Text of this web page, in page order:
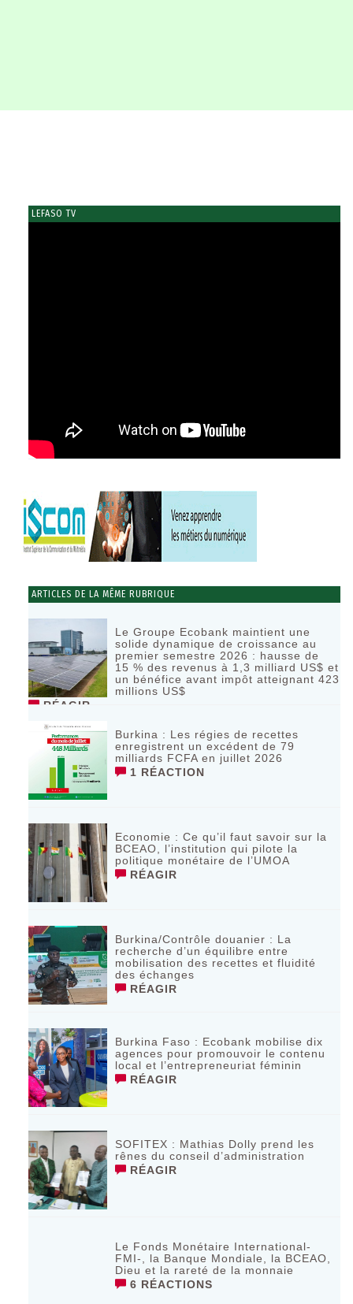
LEFASO TV
ARTICLES DE LA MÊME RUBRIQUE
Le Groupe Ecobank maintient une
solide dynamique de croissance au
premier semestre 2026 : hausse de
15 % des revenus à 1,3 milliard US$ et
un bénéfice avant impôt atteignant 423
millions US$
RÉAGIR
Burkina : Les régies de recettes
enregistrent un excédent de 79
milliards FCFA en juillet 2026
1 RÉACTION
Economie : Ce qu’il faut savoir sur la
BCEAO, l’institution qui pilote la
politique monétaire de l’UMOA
RÉAGIR
Burkina/Contrôle douanier : La
recherche d’un équilibre entre
mobilisation des recettes et fluidité
des échanges
RÉAGIR
Burkina Faso : Ecobank mobilise dix
agences pour promouvoir le contenu
local et l’entrepreneuriat féminin
RÉAGIR
SOFITEX : Mathias Dolly prend les
rênes du conseil d’administration
RÉAGIR
Le Fonds Monétaire International-
FMI-, la Banque Mondiale, la BCEAO,
Dieu et la rareté de la monnaie
6 RÉACTIONS